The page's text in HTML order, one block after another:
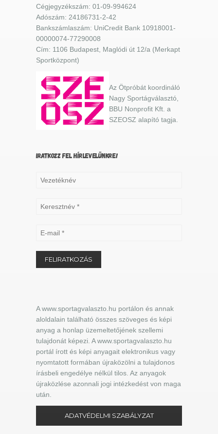
Cégjegyzékszám: 01-09-994624
Adószám: 24186731-2-42
Bankszámlaszám: UniCredit Bank 10918001-
00000074-77290008
Cím: 1106 Budapest, Maglódi út 12/a (Merkapt
Sportközpont)
Az Ötpróbát koordináló
Nagy Sportágválasztó,
BBU Nonprofit Kft. a
SZEOSZ alapító tagja.
IRATKOZZ FEL HÍRLEVELÜNKRE!
A www.sportagvalaszto.hu portálon és annak
aloldalain található összes szöveges és képi
anyag a honlap üzemeltetőjének szellemi
tulajdonát képezi. A www.sportagvalaszto.hu
portál írott és képi anyagait elektronikus vagy
nyomtatott formában újraközölni a tulajdonos
írásbeli engedélye nélkül tilos. Az anyagok
újraközlése azonnali jogi intézkedést von maga
után.
ADATVÉDELMI SZABÁLYZAT